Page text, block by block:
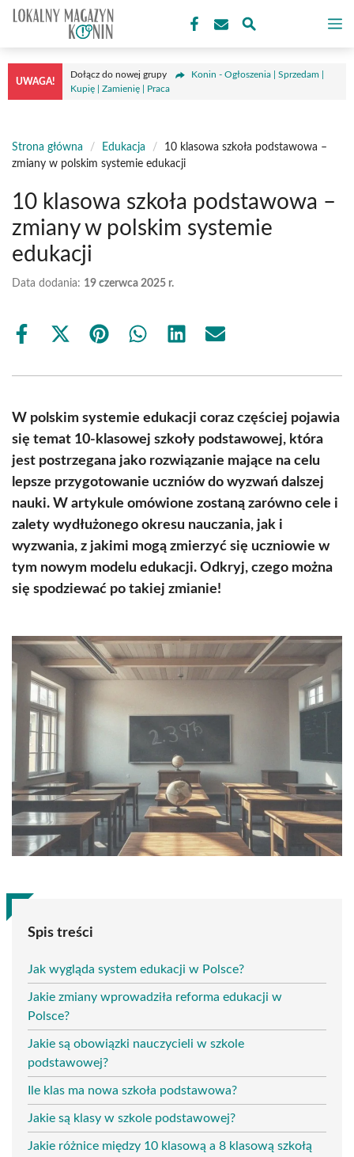
Przejdź
treści
UWAGA!
Dołącz do nowej grupy
Konin - Ogłoszenia | Sprzedam |
Kupię | Zamienię | Praca
Strona główna / Edukacja /
10 klasowa szkoła podstawowa –
zmiany w polskim systemie edukacji
10 klasowa szkoła podstawowa –
zmiany w polskim systemie
edukacji
Data dodania: 19 czerwca 2025 r.
Share
Share
(Twitter)
Share Share Share Share
W polskim systemie edukacji coraz częściej pojawia
się temat 10-klasowej szkoły podstawowej, która
jest postrzegana jako rozwiązanie mające na celu
lepsze przygotowanie uczniów do wyzwań dalszej
nauki. W artykule omówione zostaną zarówno cele i
zalety wydłużonego okresu nauczania, jak i
wyzwania, z jakimi mogą zmierzyć się uczniowie w
tym nowym modelu edukacji. Odkryj, czego można
się spodziewać po takiej zmianie!
Spis treści
Jak wygląda system edukacji w Polsce?
Jakie zmiany wprowadziła reforma edukacji w
Polsce?
Jakie są obowiązki nauczycieli w szkole
podstawowej?
Ile klas ma nowa szkoła podstawowa?
Jakie są klasy w szkole podstawowej?
Jakie różnice między 10 klasową a 8 klasową szkołą